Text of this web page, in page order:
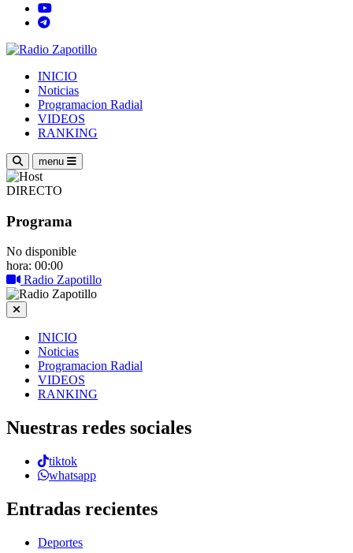
INICIO
Noticias
Programacion Radial
VIDEOS
RANKING
menu
DIRECTO
Programa
No disponible
hora: 00:00
Radio Zapotillo
INICIO
Noticias
Programacion Radial
VIDEOS
RANKING
Nuestras redes sociales
tiktok
whatsapp
Entradas recientes
Deportes